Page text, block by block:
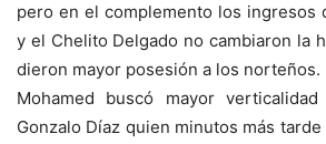
pero en el complemento los ingresos
y el Chelito Delgado no cambiaron la
dieron mayor posesión a los norteños.
Mohamed buscó mayor
Gonzalo Díaz quien minutos más